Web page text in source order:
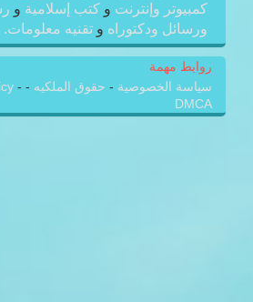
كمبيوتر وإنترنت و كتب إسلامية و
ورسائل ودكتوراه و تقنيه معلومات.
روابط مهمة
سياسة الخصوصية - حقوق الملكيه -
-
DMCA